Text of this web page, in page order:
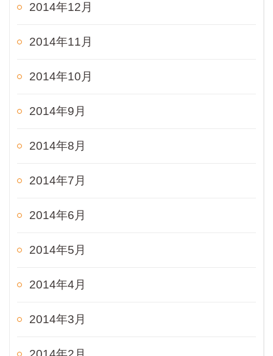
2014年12月
2014年11月
2014年10月
2014年9月
2014年8月
2014年7月
2014年6月
2014年5月
2014年4月
2014年3月